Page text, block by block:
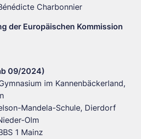
Charbonnier
der Europäischen Kommission
09/2024)
im Kannenbäckerland,
Mandela-Schule, Dierdorf
Olm
1 Mainz